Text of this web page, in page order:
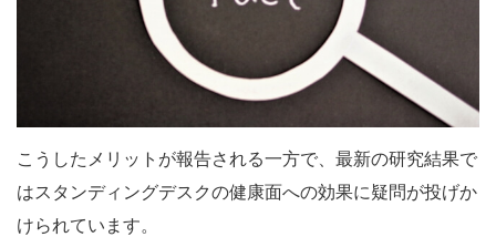
こうしたメリットが報告される一方で、最新の研究結果で
はスタンディングデスクの健康面への効果に疑問が投げか
けられています。